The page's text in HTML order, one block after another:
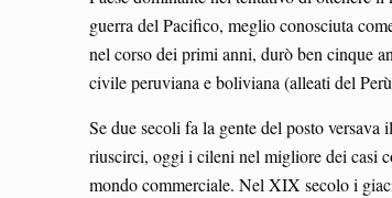
guerra del Pacifico, meglio conosciuta
nel corso dei primi anni, durò ben cinque
civile peruviana e boliviana (alleati del
Se due secoli fa la gente del posto
riuscirci, oggi i cileni nel migliore dei casi
mondo commerciale. Nel XIX secolo i